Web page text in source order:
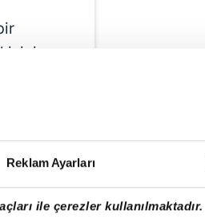
Reklam Ayarları
ile çerezler kullanılmaktadır.
ve